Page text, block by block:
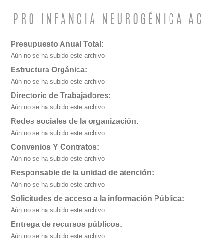
PRO INFANCIA NEUROGÉNICA AC
Presupuesto Anual Total:
Aún no se ha subido este archivo
Estructura Orgánica:
Aún no se ha subido este archivo
Directorio de Trabajadores:
Aún no se ha subido este archivo
Redes sociales de la organización:
Aún no se ha subido este archivo
Convenios Y Contratos:
Aún no se ha subido este archivo
Responsable de la unidad de atención:
Aún no se ha subido este archivo
Solicitudes de acceso a la información Pública:
Aún no se ha subido este archivo.
Entrega de recursos públicos:
Aún no se ha subido este archivo